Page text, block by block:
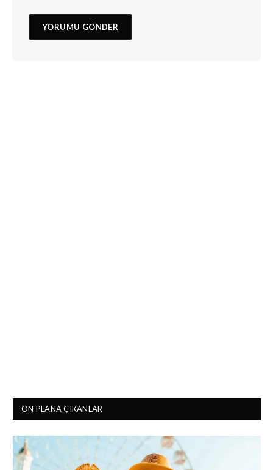
ÖN PLANA ÇIKANLAR